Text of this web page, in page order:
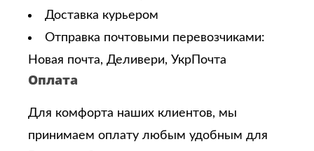
Доставка курьером
Отправка почтовыми перевозчиками:
Новая почта, Деливери, УкрПочта
Оплата
Для комфорта наших клиентов, мы
принимаем оплату любым удобным для